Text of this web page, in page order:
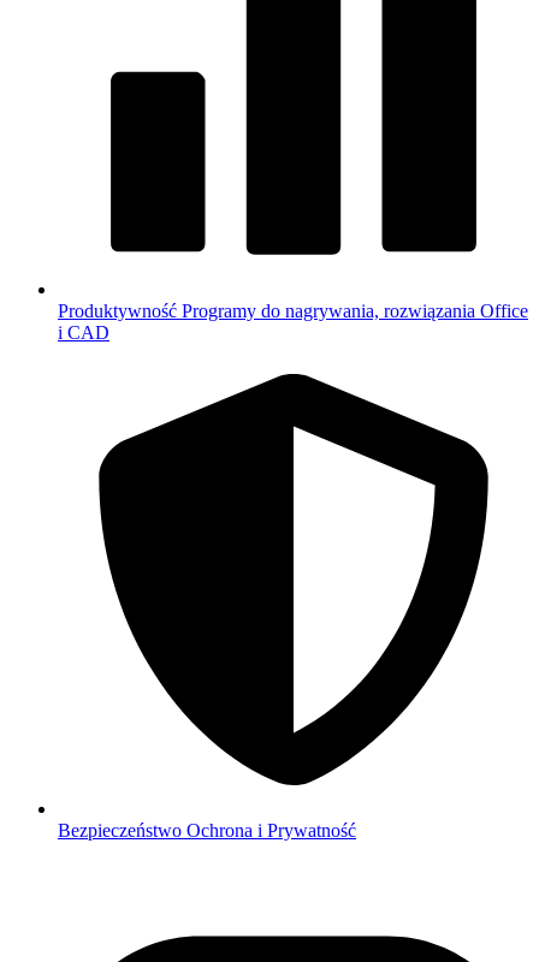
Produktywność Programy do nagrywania, rozwiązania Office
i CAD
Bezpieczeństwo Ochrona i Prywatność